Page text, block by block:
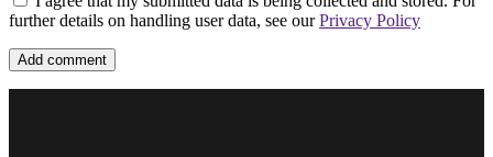
further details on handling user data, see ourPrivacy Policy